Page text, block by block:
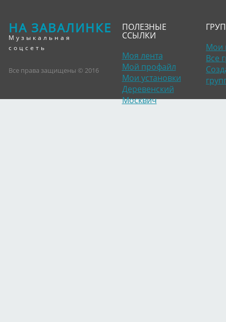
НА ЗАВАЛИНКЕ
Музыкальная
соцсеть
Все права защищены © 2016
ПОЛЕЗНЫЕ
ССЫЛКИ
Моя лента
Мой профайл
Мои установки
Деревенский
Москвич
Мои
Все